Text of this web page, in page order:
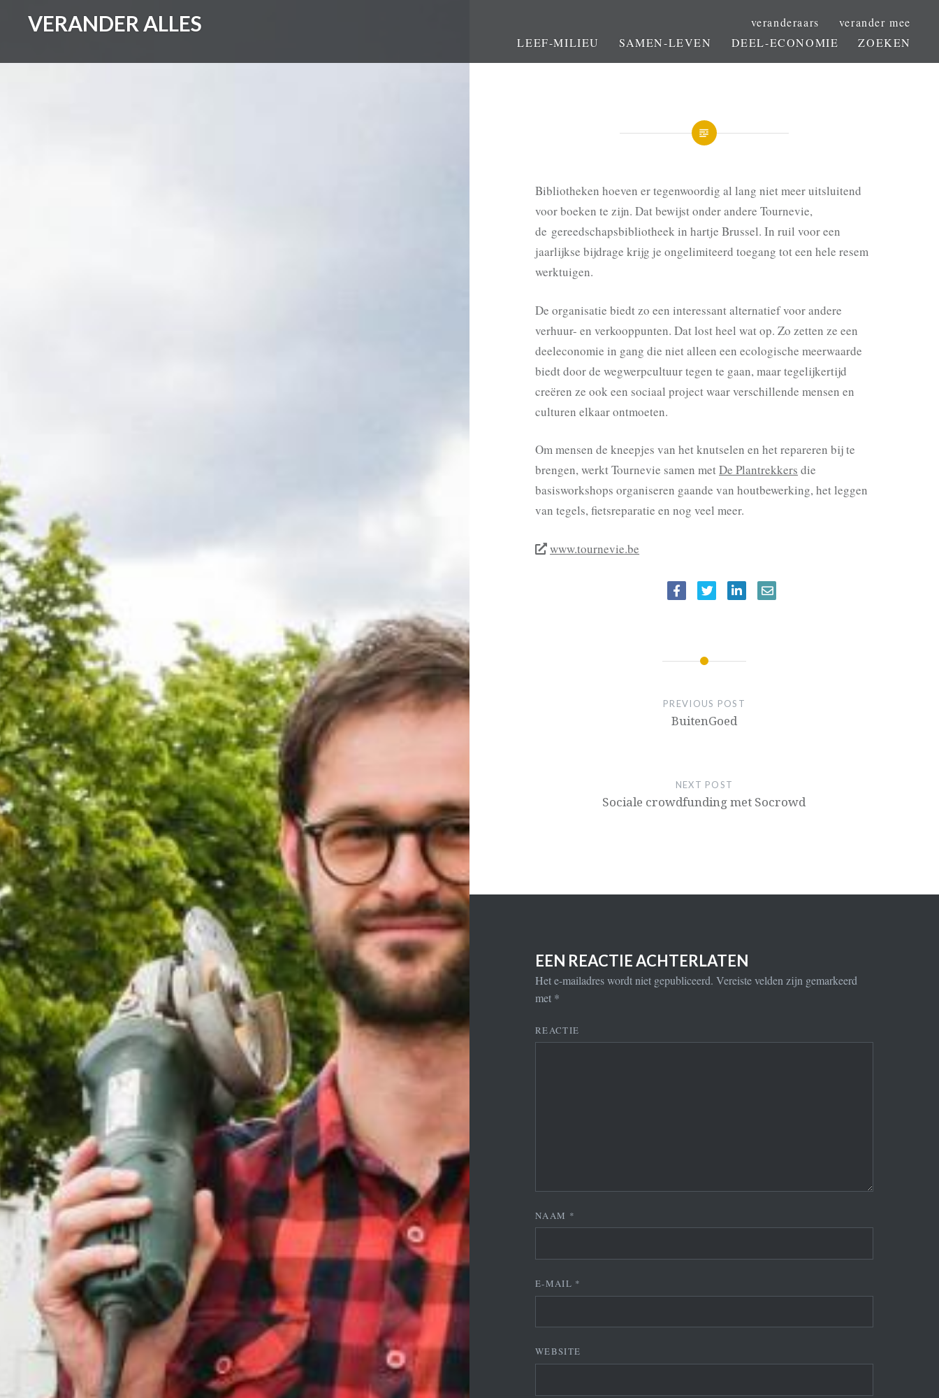
VERANDER ALLES veranderaars
verander mee
LEEF-MILIEU
SAMEN-LEVEN DEEL-ECONOMIE ZOEKEN
Bibliotheken hoeven er tegenwoordig al lang niet meer uitsluitend
voor boeken te zijn. Dat bewijst onder andere Tournevie,
de gereedschapsbibliotheekin hartje Brussel. In ruil voor een
jaarlijkse bijdrage krijg je ongelimiteerd toegang tot een hele resem
werktuigen.
De organisatie biedt zo een interessantalternatiefvoor andere
verhuur- en verkooppunten. Dat lost heel wat op. Zo zetten ze een
deeleconomie in gang die niet alleen een ecologische meerwaarde
biedt door de wegwerpcultuur tegen te gaan, maar tegelijkertijd
creëren ze ook een sociaal project waar verschillende mensen en
culturen elkaar ontmoeten.
Om mensen de kneepjes van het knutselen en het repareren bij te
brengen, werkt Tournevie samen metDe Plantrekkers die
basisworkshops organiseren gaande van houtbewerking, het leggen
van tegels, fietsreparatie en nog veel meer.
www.tournevie.be
BERICHTNAVIGATIE
PREVIOUS POST
BuitenGoed
NEXT POST
Sociale crowd­funding met Socrowd
EEN REACTIE ACHTERLATEN
Het e-mailadres wordt niet gepubliceerd. Vereiste velden zijn gemarkeerd
met *
REACTIE
NAAM *
E-MAIL *
WEBSITE